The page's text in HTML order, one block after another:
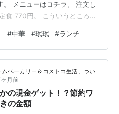
。 メニューはコチラ。 注文し
食 770円。 こういうところで
スマホ持ってないねん」と
かと思ったのですが、注文が
もちろん口頭でも注文できま
の麻婆豆腐の辛みがちょうど
くてうまい。 これが麻婆丼だ
#中華 #珉珉 #ランチ
ベーカリー＆コストコ生活、つい
月前
の現金ゲット！？節約ワ
の金額